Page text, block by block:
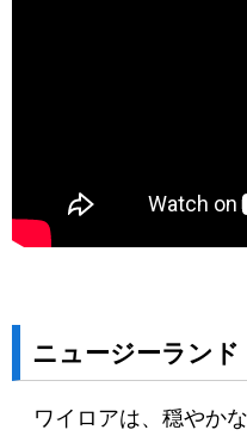
ニュージーラン
ワイロアは、穏やか